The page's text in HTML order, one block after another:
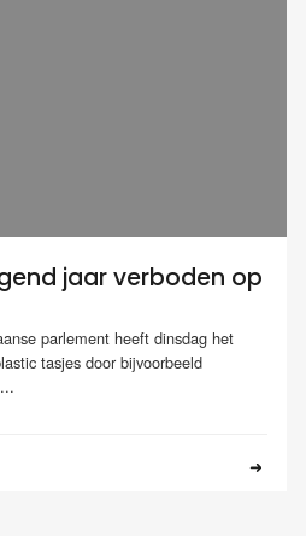
jaar verboden op
parlement heeft dinsdag het
tasjes door bijvoorbeeld